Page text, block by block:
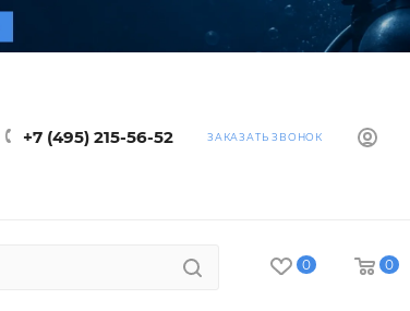
+7 (495) 215-56-52 ЗАКАЗАТЬ ЗВОНОК
0 0